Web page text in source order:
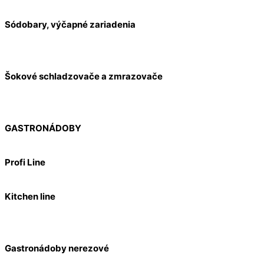
Sódobary, výčapné zariadenia
Šokové schladzovače a zmrazovače
GASTRONÁDOBY
Profi Line
Kitchen line
Gastronádoby nerezové